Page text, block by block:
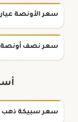
سعر الأونصة عيار ٢٤
سعر نصف أونصة
سعر سبيكة ذهب ١ تولة عيار ٢٤